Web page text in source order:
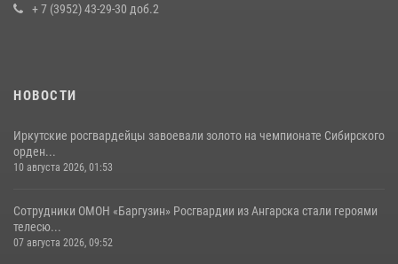
условных диверсионных групп в различных условиях местности
+ 7 (3952) 43-29-30 доб.2
НОВОСТИ
Иркутские росгвардейцы завоевали золото на чемпионате Сибирского
орден...
10 августа 2026, 01:53
Сотрудники ОМОН «Баргузин» Росгвардии из Ангарска стали героями
телесю...
07 августа 2026, 09:52